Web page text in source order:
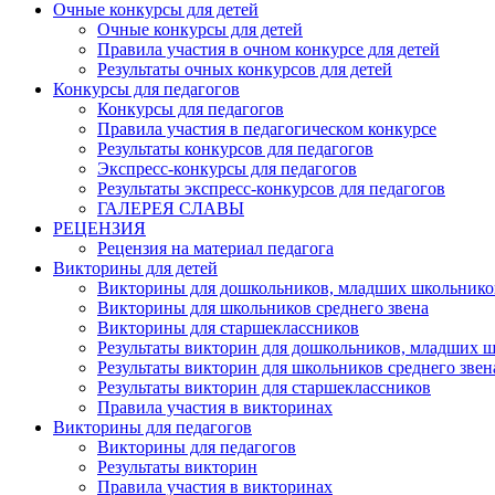
Очные конкурсы для детей
Очные конкурсы для детей
Правила участия в очном конкурсе для детей
Результаты очных конкурсов для детей
Конкурсы для педагогов
Конкурсы для педагогов
Правила участия в педагогическом конкурсе
Результаты конкурсов для педагогов
Экспресс-конкурсы для педагогов
Результаты экспресс-конкурсов для педагогов
ГАЛЕРЕЯ СЛАВЫ
РЕЦЕНЗИЯ
Рецензия на материал педагога
Викторины для детей
Викторины для дошкольников, младших
Викторины для школьников среднего звена
Викторины для старшеклассников
Результаты викторин для дошкольников, младших
Результаты викторин для школьников среднего
Результаты викторин для старшеклассников
Правила участия в викторинах
Викторины для педагогов
Викторины для педагогов
Результаты викторин
Правила участия в викторинах